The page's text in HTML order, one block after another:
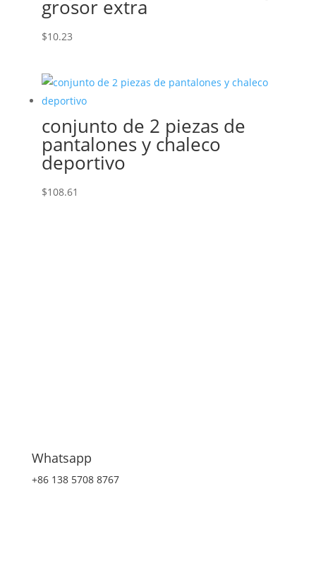
grosor extra
$10.23
conjunto de 2 piezas de
pantalones y chaleco
deportivo
$108.61
Whatsapp
+86 138 5708 8767